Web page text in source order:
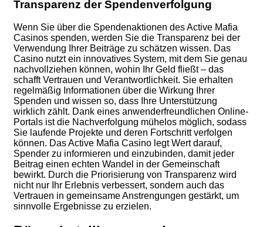
Transparenz der Spendenverfolgung
Wenn Sie über die Spendenaktionen des Active Mafia
Casinos spenden, werden Sie die Transparenz bei der
Verwendung Ihrer Beiträge zu schätzen wissen. Das
Casino nutzt ein innovatives System, mit dem Sie genau
nachvollziehen können, wohin Ihr Geld fließt – das
schafft Vertrauen und Verantwortlichkeit. Sie erhalten
regelmäßig Informationen über die Wirkung Ihrer
Spenden und wissen so, dass Ihre Unterstützung
wirklich zählt. Dank eines anwenderfreundlichen Online-
Portals ist die Nachverfolgung mühelos möglich, sodass
Sie laufende Projekte und deren Fortschritt verfolgen
können. Das Active Mafia Casino legt Wert darauf,
Spender zu informieren und einzubinden, damit jeder
Beitrag einen echten Wandel in der Gemeinschaft
bewirkt. Durch die Priorisierung von Transparenz wird
nicht nur Ihr Erlebnis verbessert, sondern auch das
Vertrauen in gemeinsame Anstrengungen gestärkt, um
sinnvolle Ergebnisse zu erzielen.